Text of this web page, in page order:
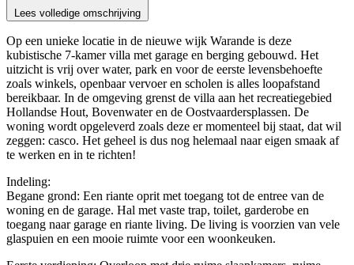
Lees volledige omschrijving
Op een unieke locatie in de nieuwe wijk Warande is deze
kubistische 7-kamer villa met garage en berging gebouwd. Het
uitzicht is vrij over water, park en voor de eerste levensbehoefte
zoals winkels, openbaar vervoer en scholen is alles loopafstand
bereikbaar. In de omgeving grenst de villa aan het recreatiegebied
Hollandse Hout, Bovenwater en de Oostvaardersplassen. De
woning wordt opgeleverd zoals deze er momenteel bij staat, dat wil
zeggen: casco. Het geheel is dus nog helemaal naar eigen smaak af
te werken en in te richten!
Indeling:
Begane grond: Een riante oprit met toegang tot de entree van de
woning en de garage. Hal met vaste trap, toilet, garderobe en
toegang naar garage en riante living. De living is voorzien van vele
glaspuien en een mooie ruimte voor een woonkeuken.